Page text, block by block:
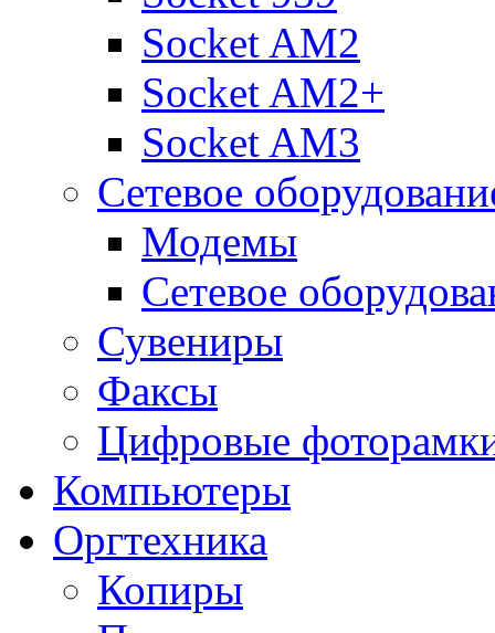
Socket AM2
Socket AM2+
Socket AM3
Сетевое
Модемы
Сетевое
Сувениры
Факсы
Цифровые
Компьютеры
Оргтехника
Копиры